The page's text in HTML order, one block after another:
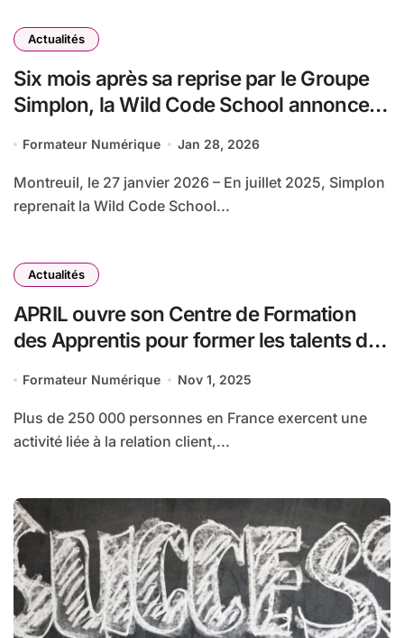
Actualités
Six mois après sa reprise par le Groupe
Simplon, la Wild Code School annonce le
IA Agentique
Formateur Numérique Jan 28, 2026
Montreuil, le 27 janvier 2026 – En juillet 2025, Simplon
reprenait la Wild Code School...
Actualités
APRIL ouvre son Centre de Formation
des Apprentis pour former les talents de
Formateur Numérique Nov 1, 2025
Plus de 250 000 personnes en France exercent une
activité liée à la relation client,...